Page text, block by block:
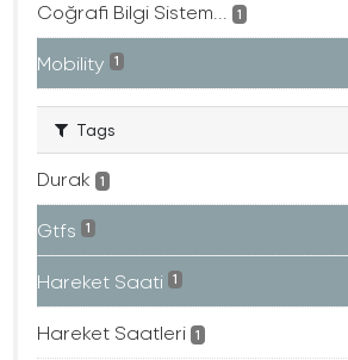
Coğrafi Bilgi Sistem... 1
Mobility 1
Tags
Durak 1
Gtfs 1
Hareket Saati 1
Hareket Saatleri 1